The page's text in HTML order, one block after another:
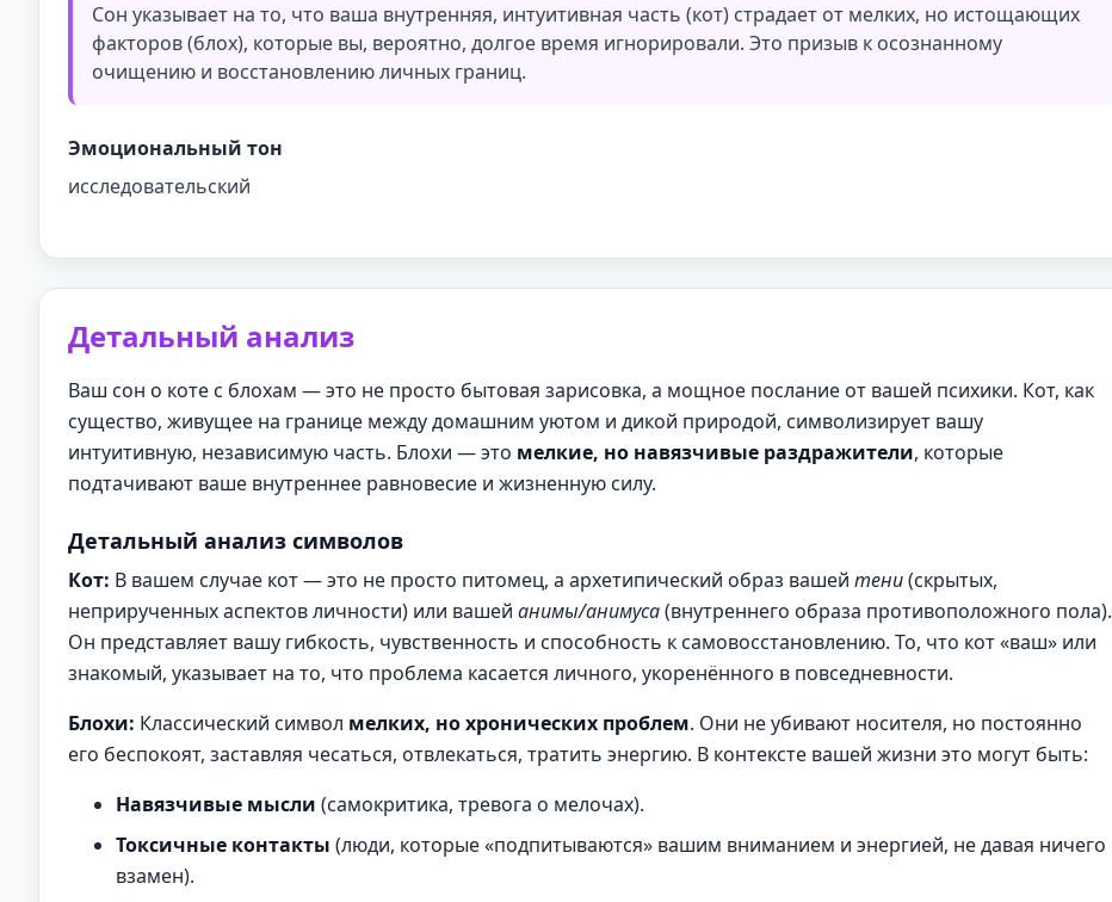
Сон указывает на то, что ваша внутренняя, интуитивная часть (кот) страдает от мелких, но истощающих
факторов (блох), которые вы, вероятно, долгое время игнорировали. Это призыв к осознанному
очищению и восстановлению личных границ.
Эмоциональный тон
исследовательский
Детальный анализ
Ваш сон о коте с блохам — это не просто бытовая зарисовка, а мощное послание от вашей психики. Кот, как
существо, живущее на границе между домашним уютом и дикой природой, символизирует вашу
интуитивную, независимую часть. Блохи — это мелкие, но навязчивые раздражители, которые
подтачивают ваше внутреннее равновесие и жизненную силу.
Детальный анализ символов
Кот: В вашем случае кот — это не просто питомец, а архетипический образ вашей тени(скрытых,
неприрученных аспектов личности) или вашей анимы/анимуса(внутреннего образа противоположного пола).
Он представляет вашу гибкость, чувственность и способность к самовосстановлению. То, что кот «ваш» или
знакомый, указывает на то, что проблема касается личного, укоренённого в повседневности.
Блохи: Классический символ мелких, но хронических проблем. Они не убивают носителя, но постоянно
его беспокоят, заставляя чесаться, отвлекаться, тратить энергию. В контексте вашей жизни это могут быть:
Навязчивые мысли (самокритика, тревога о мелочах).
Токсичные контакты (люди, которые «подпитываются» вашим вниманием и энергией, не давая ничего
взамен).